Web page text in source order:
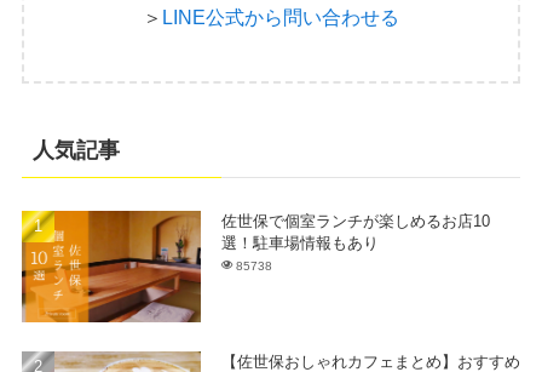
＞ LINE公式から問い合わせる
人気記事
佐世保で個室ランチが楽しめるお店10
選！駐車場情報もあり
85738
【佐世保おしゃれカフェまとめ】おすすめ